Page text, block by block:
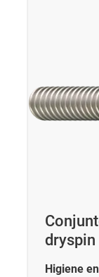
dryspin
Higiene